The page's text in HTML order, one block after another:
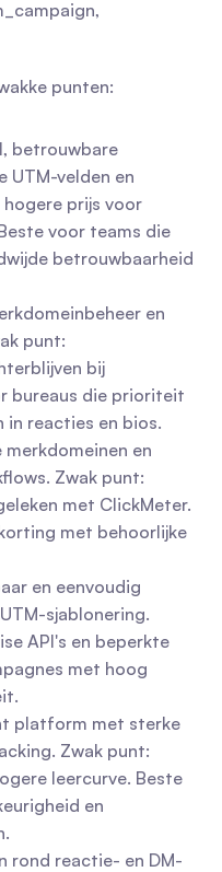
punten:
betrouwbare
UTM-velden en
prijs voor
voor teams die
betrouwbaarheid
en
punt:
bij
bureaus die prioriteit
in reacties en bios.
en
Zwak punt:
met ClickMeter.
met behoorlijke
en eenvoudig
sjablonering.
API's en beperkte
met hoog
platform met sterke
Zwak punt:
leercurve. Beste
en
rond reactie- en DM-